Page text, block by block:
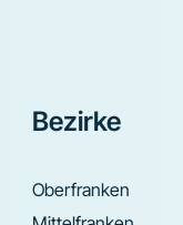
Bezirke
Oberfranken